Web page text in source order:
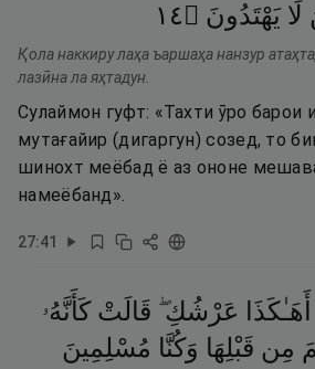
لَا يَهْتَدُونَ ۝٤١
Қола наккиру лаҳа ъаршаҳа нанзур
лазӣна ла яҳтадун.
Сулаймон гуфт: «Тахти ӯро барои
мутағайир (дигаргун) созед, то
шинохт меёбад ё аз ононе
намеёбанд».
27:41
أَهَـٰكَذَا عَرْشُكِ ۖ قَالَتْ كَأَنَّهُۥ
مِن قَبْلِهَا وَكُنَّا مُسْلِمِينَ